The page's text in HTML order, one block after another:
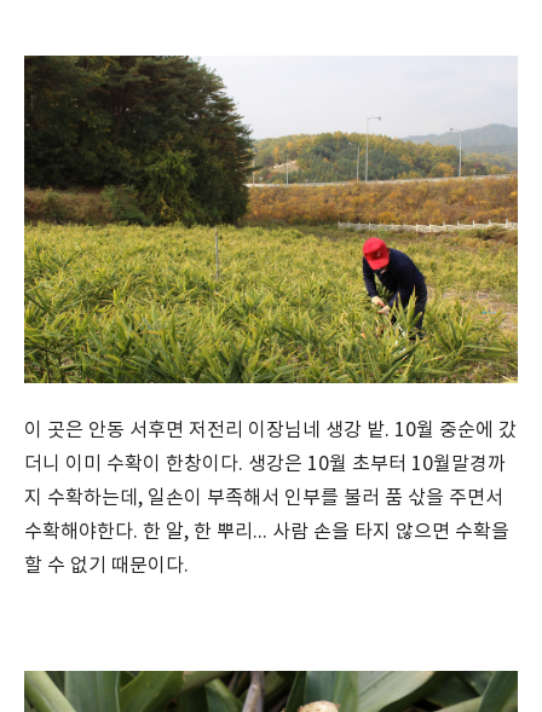
이 곳은 안동 서후면 저전리 이장님네 생강 밭. 10월 중순에 갔
더니 이미 수확이 한창이다. 생강은 10월 초부터 10월말경까
지 수확하는데, 일손이 부족해서 인부를 불러 품 삯을 주면서
수확해야한다. 한 알, 한 뿌리... 사람 손을 타지 않으면 수확을
할 수 없기 때문이다.